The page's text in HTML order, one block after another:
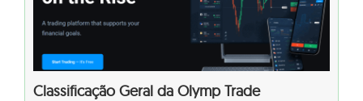
Classificação Geral da Olymp Trade